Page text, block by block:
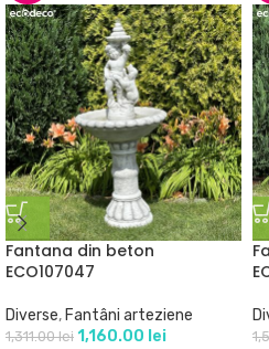
Fantana din beton
ECO107047
Diverse, Fantâni arteziene
1,311.00lei 1,160.00 lei